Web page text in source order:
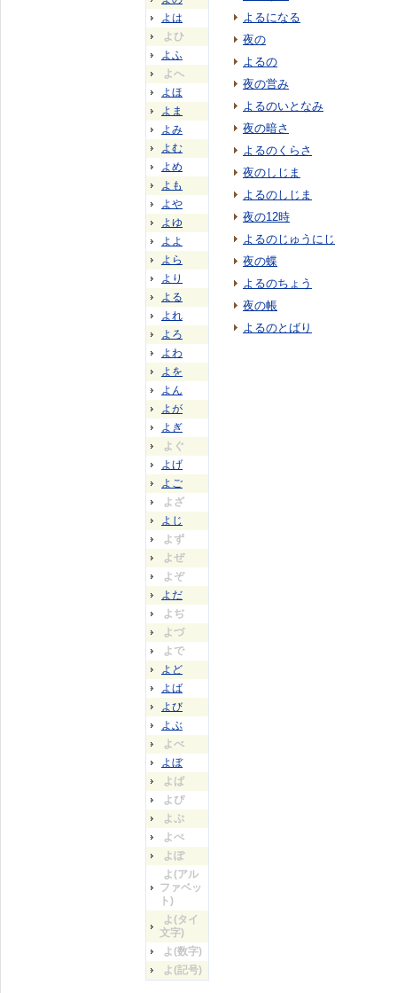
よは
よひ
よふ
よへ
よほ
よま
よみ
よむ
よめ
よも
よや
よゆ
よよ
よら
より
よる
よれ
よろ
よわ
よを
よん
よが
よぎ
よぐ
よげ
よご
よざ
よじ
よず
よぜ
よぞ
よだ
よぢ
よづ
よで
よど
よば
よび
よぶ
よべ
よぼ
よぱ
よぴ
よぷ
よぺ
よぽ
よ(アル
ファベッ
ト)
よ(タイ
文字)
よ(数字)
よ(記号)
よるになる
夜の
よるの
夜の営み
よるのいとなみ
夜の暗さ
よるのくらさ
夜のしじま
よるのしじま
夜の12時
よるのじゅうにじ
夜の蝶
よるのちょう
夜の帳
よるのとばり